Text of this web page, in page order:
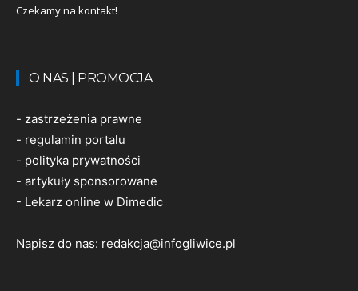
Czekamy na kontakt!
O NAS | PROMOCJA
- zastrzeżenia prawne
- regulamin portalu
- polityka prywatności
- artykuły sponsorowane
- Lekarz online w Dimedic
Napisz do nas: redakcja@infogliwice.pl